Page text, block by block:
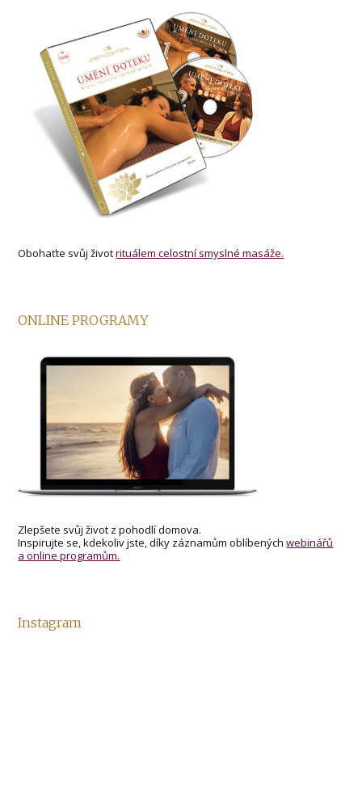
Obohaťte svůj životrituálem celostní smyslné masáže.
ONLINE PROGRAMY
Zlepšete svůj život z pohodlí domova.
Inspirujte se, kdekoliv jste, díky záznamům oblíbenýchwebinářů
a online programům.
Instagram